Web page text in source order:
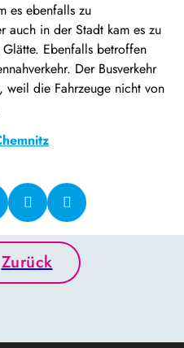
es ebenfalls zu
auch in der Stadt kam es zu
Ebenfalls betroffen
Der Busverkehr
weil die Fahrzeuge nicht von
Zurück